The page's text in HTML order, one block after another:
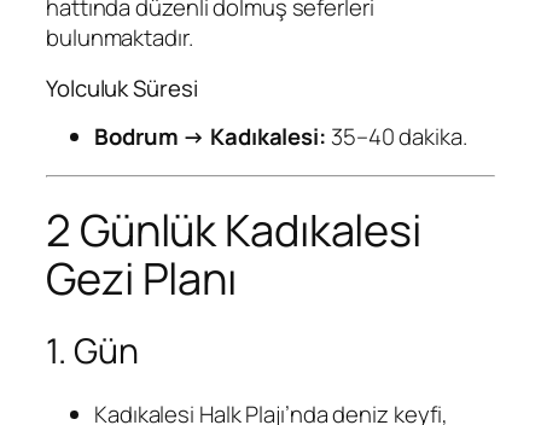
hattında düzenli dolmuş seferleri
bulunmaktadır.
Yolculuk Süresi
Bodrum → Kadıkalesi: 35–40 dakika.
2 Günlük Kadıkalesi
Gezi Planı
1. Gün
Kadıkalesi Halk Plajı’nda deniz keyfi,